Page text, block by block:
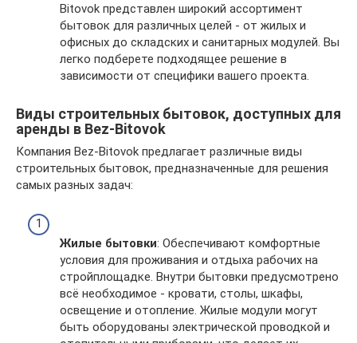
Bitovok представлен широкий ассортимент
бытовок для различных целей - от жилых и
офисных до складских и санитарных модулей. Вы
легко подберете подходящее решение в
зависимости от специфики вашего проекта.
Виды строительных бытовок, доступных для
аренды в Bez-Bitovok
Компания Bez-Bitovok предлагает различные виды
строительных бытовок, предназначенные для решения
самых разных задач:
Жилые бытовки: Обеспечивают комфортные
условия для проживания и отдыха рабочих на
стройплощадке. Внутри бытовки предусмотрено
всё необходимое - кровати, столы, шкафы,
освещение и отопление. Жилые модули могут
быть оборудованы электрической проводкой и